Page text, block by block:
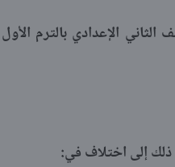
الإعدادي بالترم الأول
إلى اختلاف في: